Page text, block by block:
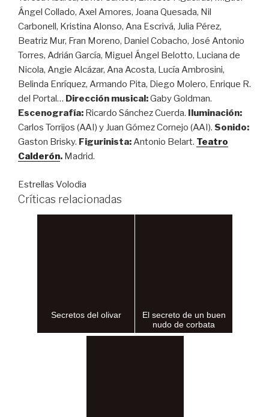
Ángel Collado, Axel Amores, Joana Quesada, Nil
Carbonell, Kristina Alonso, Ana Escrivá, Julia Pérez,
Beatriz Mur, Fran Moreno, Daniel Cobacho, José Antonio
Torres, Adrián García, Miguel Ángel Belotto, Luciana de
Nicola, Angie Alcázar, Ana Acosta, Lucía Ambrosini,
Belinda Enríquez, Armando Pita, Diego Molero, Enrique R.
del Portal… Dirección musical:Gaby Goldman.
Escenografía: Ricardo Sánchez Cuerda. Iluminación:
Carlos Torrijos (AAI) y Juan Gómez Cornejo (AAI). Sonido:
Gaston Brisky. Figurinista:Antonio Belart. Teatro
Calderón. Madrid.
Estrellas Volodia
Críticas relacionadas
Secretos del olivar
El secreto de un buen
nudo de corbata